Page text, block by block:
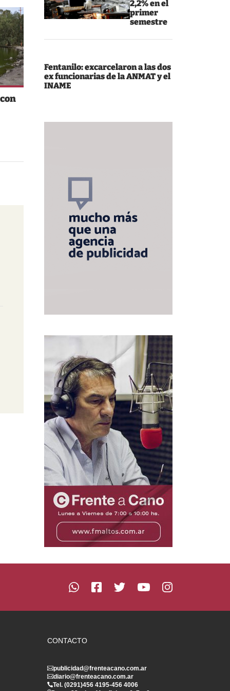
2,2% en el
primer
semestre
Fentanilo: excarcelaron a las dos
ex funcionarias de la ANMAT y el
INAME
CONTACTO
publicidad@frenteacano.com.ar
diario@frenteacano.com.ar
Tel. (0291)456 4195-456 4006